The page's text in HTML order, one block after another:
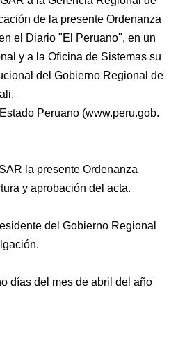
de la presente Ordenanza
el Diario "El Peruano", en un
y a la Oficina de Sistemas su
del Gobierno Regional de
Peruano (www.peru.gob.
la presente Ordenanza
y aprobación del acta.
del Gobierno Regional
días del mes de abril del año